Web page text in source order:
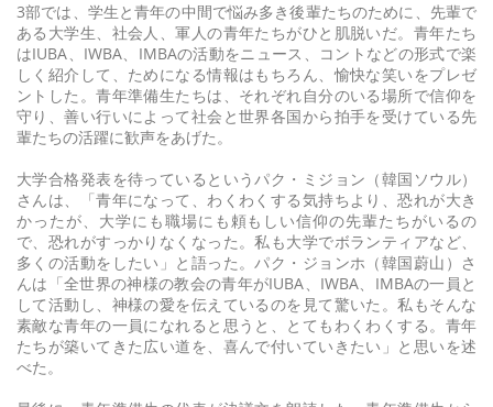
3部では、学生と青年の中間で悩み多き後輩たちのために、先輩で
ある大学生、社会人、軍人の青年たちがひと肌脱いだ。青年たち
はIUBA、IWBA、IMBAの活動をニュース、コントなどの形式で楽
しく紹介して、ためになる情報はもちろん、愉快な笑いをプレゼ
ントした。青年準備生たちは、それぞれ自分のいる場所で信仰を
守り、善い行いによって社会と世界各国から拍手を受けている先
輩たちの活躍に歓声をあげた。
大学合格発表を待っているというパク・ミジョン（韓国ソウル）
さんは、「青年になって、わくわくする気持ちより、恐れが大き
かったが、大学にも職場にも頼もしい信仰の先輩たちがいるの
で、恐れがすっかりなくなった。私も大学でボランティアなど、
多くの活動をしたい」と語った。パク・ジョンホ（韓国蔚山）さ
んは「全世界の神様の教会の青年がIUBA、IWBA、IMBAの一員と
して活動し、神様の愛を伝えているのを見て驚いた。私もそんな
素敵な青年の一員になれると思うと、とてもわくわくする。青年
たちが築いてきた広い道を、喜んで付いていきたい」と思いを述
べた。